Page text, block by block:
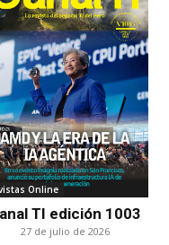
Online
TI edición 1003
27 de julio de 2026